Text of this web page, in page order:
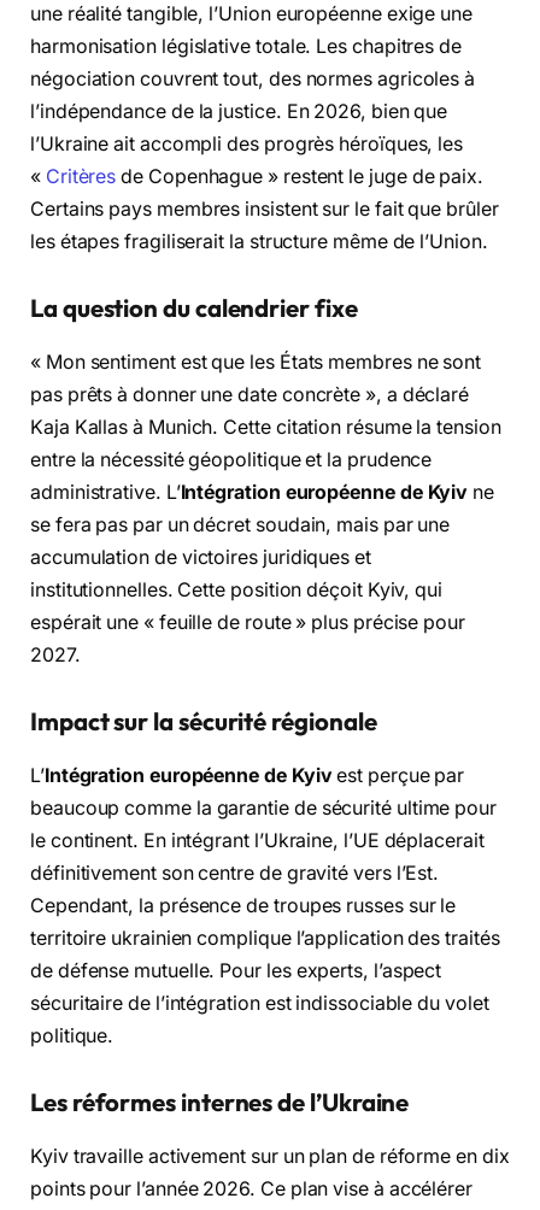
une réalité tangible, l’Union européenne exige une
harmonisation législative totale. Les chapitres de
négociation couvrent tout, des normes agricoles à
l’indépendance de la justice. En 2026, bien que
l’Ukraine ait accompli des progrès héroïques, les
« Critères de Copenhague » restent le juge de paix.
Certains pays membres insistent sur le fait que brûler
les étapes fragiliserait la structure même de l’Union.
La question du calendrier fixe
« Mon sentiment est que les États membres ne sont
pas prêts à donner une date concrète », a déclaré
Kaja Kallas à Munich. Cette citation résume la tension
entre la nécessité géopolitique et la prudence
administrative. L’Intégration européenne de Kyiv ne
se fera pas par un décret soudain, mais par une
accumulation de victoires juridiques et
institutionnelles. Cette position déçoit Kyiv, qui
espérait une « feuille de route » plus précise pour
2027.
Impact sur la sécurité régionale
L’Intégration européenne de Kyivest perçue par
beaucoup comme la garantie de sécurité ultime pour
le continent. En intégrant l’Ukraine, l’UE déplacerait
définitivement son centre de gravité vers l’Est.
Cependant, la présence de troupes russes sur le
territoire ukrainien complique l’application des traités
de défense mutuelle. Pour les experts, l’aspect
sécuritaire de l’intégration est indissociable du volet
politique.
Les réformes internes de l’Ukraine
Kyiv travaille activement sur un plan de réforme en dix
points pour l’année 2026. Ce plan vise à accélérer